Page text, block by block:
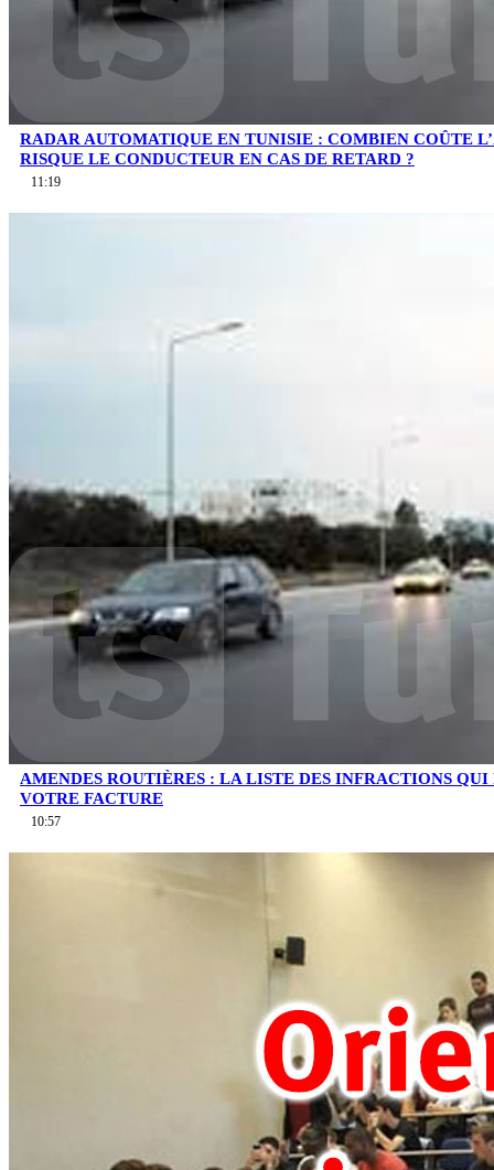
RADAR AUTOMATIQUE EN TUNISIE : COMBIEN COÛTE
RISQUE LE CONDUCTEUR EN CAS DE RETARD ?
11:19
AMENDES ROUTIÈRES : LA LISTE DES INFRACTIONS
VOTRE FACTURE
10:57